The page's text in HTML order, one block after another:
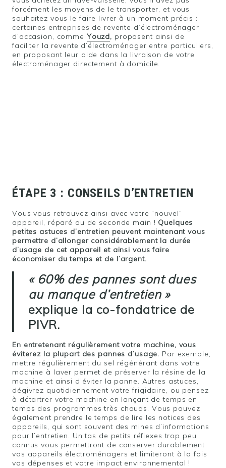
forcément les moyens de le transporter, et vous
souhaitez vous le faire livrer à un moment précis :
certaines entreprises de revente d’électroménager
d’occasion, comme Youzd, proposent ainsi de
faciliter la revente d’électroménager entre particuliers,
en proposant leur aide dans la livraison de votre
électroménager directement à domicile.
ÉTAPE 3 : CONSEILS D’ENTRETIEN
Vous vous retrouvez ainsi avec votre “nouvel”
appareil, réparé ou de seconde main ! Quelques
petites astuces d’entretien peuvent maintenant vous
permettre d’allonger considérablement la durée
d’usage de cet appareil et ainsi vous faire
économiser du temps et de l’argent.
« 60% des pannes sont dues
au manque d’entretien »
explique la co-fondatrice de
PIVR.
En entretenant régulièrement votre machine, vous
éviterez la plupart des pannes d’usage. Par exemple,
mettre régulièrement du sel régénérant dans votre
machine à laver permet de préserver la résine de la
machine et ainsi d’éviter la panne. Autres astuces,
dégivrez quotidiennement votre frigidaire, ou pensez
à détartrer votre machine en lançant de temps en
temps des programmes très chauds. Vous pouvez
également prendre le temps de lire les notices des
appareils, qui sont souvent des mines d’informations
pour l’entretien. Un tas de petits réflexes trop peu
connus vous permettront de conserver durablement
vos appareils électroménagers et limiteront à la fois
vos dépenses et votre impact environnemental !
PRÊT•E À REJOINDRE LE DÉFI ?